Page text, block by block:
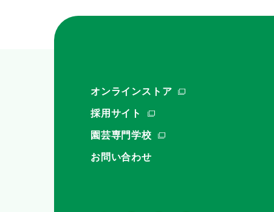
オンラインストア
採用サイト
園芸専門学校
お問い合わせ